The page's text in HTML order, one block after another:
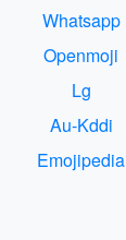
Whatsapp
Openmoji
Lg
Au-Kddi
Emojipedia